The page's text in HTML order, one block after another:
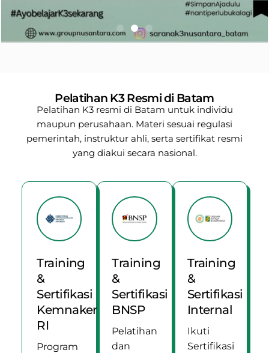
Pelatihan K3 Resmi di Batam
Pelatihan K3 resmi di Batam untuk individu
maupun perusahaan. Materi sesuai regulasi
pemerintah, instruktur ahli, serta sertifikat resmi
yang diakui secara nasional.
Training
&
Sertifikasi
Kemnaker
RI
Program
Training
&
Sertifikasi
BNSP
Pelatihan
dan
Training
&
Sertifikasi
Internal
Ikuti
Sertifikasi